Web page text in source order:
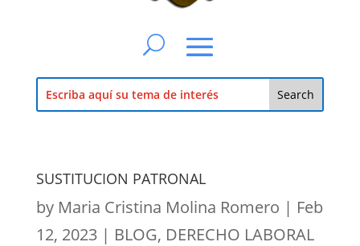
SUSTITUCION PATRONAL
by Maria Cristina Molina Romero | Feb
12, 2023| BLOG, DERECHO LABORAL